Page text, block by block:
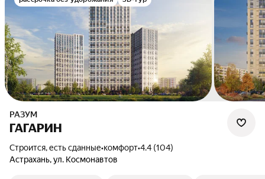
РАЗУМ
ГАГАРИН
Строится, есть сданные•комфорт•4.4 (104)
Астрахань, ул. Космонавтов